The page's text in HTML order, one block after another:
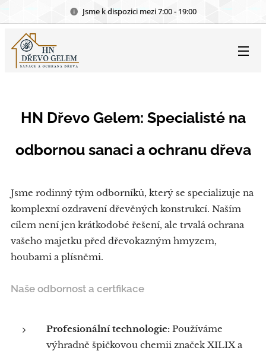
Jsme k dispozici mezi 7:00 - 19:00
HN Dřevo Gelem: Specialisté na
odbornou sanaci a ochranu dřeva
Jsme rodinný tým odborníků, který se specializuje na
komplexní ozdravení dřevěných konstrukcí. Naším
cílem není jen krátkodobé řešení, ale trvalá ochrana
vašeho majetku před dřevokazným hmyzem,
houbami a plísněmi.
Naše odbornost a certfikace
Profesionální technologie: Používáme
výhradně špičkovou chemii značek XILIX a